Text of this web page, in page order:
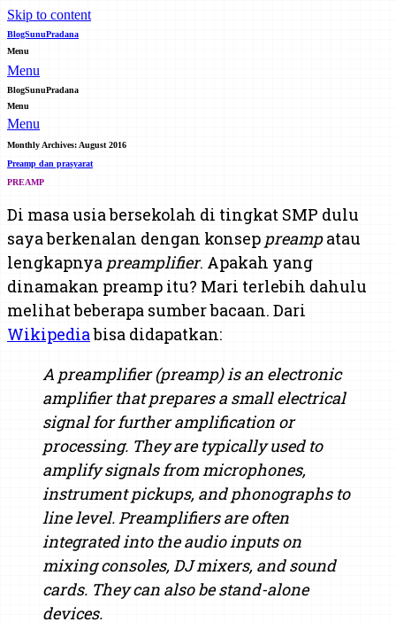
Skip to content
BlogSunuPradana
Menu
Menu
BlogSunuPradana
Menu
Menu
Monthly Archives: August 2016
Preamp dan prasyarat
PREAMP
Di masa usia bersekolah di tingkat SMP dulu
saya berkenalan dengan konsep preampatau
lengkapnya preamplifier. Apakah yang
dinamakan preamp itu? Mari terlebih dahulu
melihat beberapa sumber bacaan. Dari
Wikipediabisa didapatkan:
A preamplifier (preamp) is an electronic
amplifier that prepares a small electrical
signal for further amplification or
processing. They are typically used to
amplify signals from microphones,
instrument pickups, and phonographs to
line level. Preamplifiers are often
integrated into the audio inputs on
mixing consoles, DJ mixers, and sound
cards. They can also be stand-alone
devices.